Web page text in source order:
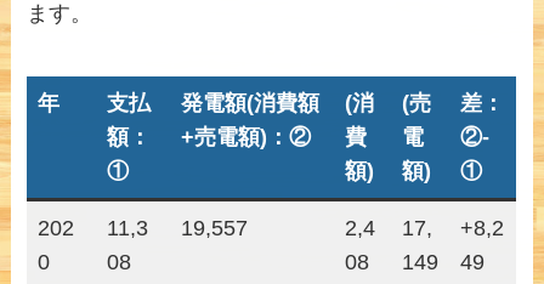
ます。
年
支払
額：
①
発電額(消費額
+売電額)：②
(消
費
額)
(売
電
額)
差：
②-
①
202
0
11,3
08
19,557
2,4
08
17,
149
+8,2
49